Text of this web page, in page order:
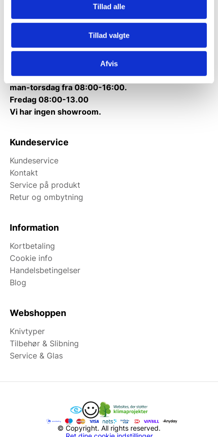
Tillad alle
Tillad valgte
Afvis
Tlf.71 99 30 98
Fredag: Telefonlukket.
Afhentning muligt
man-torsdag fra 08:00-16:00.
Fredag 08:00-13.00
Vi har ingen showroom.
Kundeservice
Kundeservice
Kontakt
Service på produkt
Retur og ombytning
Information
Kortbetaling
Cookie info
Handelsbetingelser
Blog
Webshoppen
Knivtyper
Tilbehør & Slibning
Service & Glas
© Copyright. All rights reserved.